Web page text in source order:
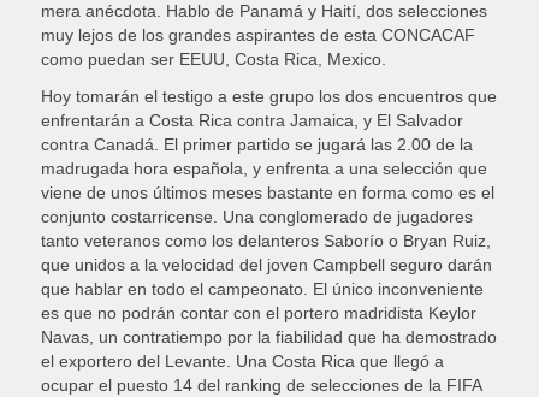
mera anécdota. Hablo de Panamá y Haití, dos selecciones
muy lejos de los grandes aspirantes de esta CONCACAF
como puedan ser EEUU, Costa Rica, Mexico.
Hoy tomarán el testigo a este grupo los dos encuentros que
enfrentarán a Costa Rica contra Jamaica, y El Salvador
contra Canadá. El primer partido se jugará las 2.00 de la
madrugada hora española, y enfrenta a una selección que
viene de unos últimos meses bastante en forma como es el
conjunto costarricense. Una conglomerado de jugadores
tanto veteranos como los delanteros Saborío o Bryan Ruiz,
que unidos a la velocidad del joven Campbell seguro darán
que hablar en todo el campeonato. El único inconveniente
es que no podrán contar con el portero madridista Keylor
Navas, un contratiempo por la fiabilidad que ha demostrado
el exportero del Levante. Una Costa Rica que llegó a
ocupar el puesto 14 del ranking de selecciones de la FIFA